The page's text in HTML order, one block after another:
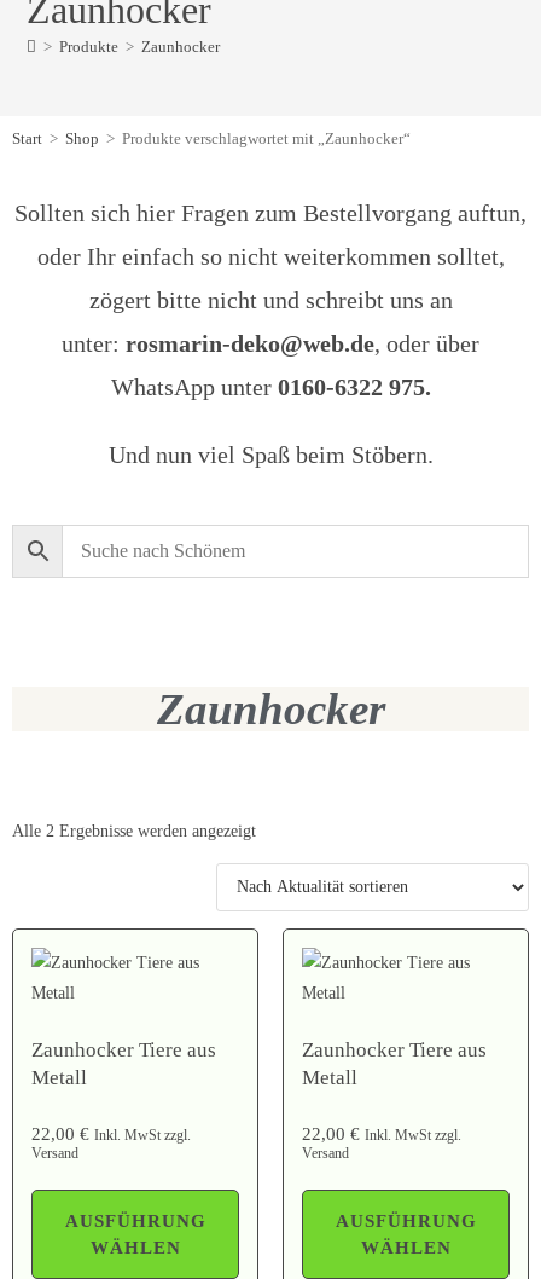
Zaunhocker
> Produkte > Zaunhocker
Start > Shop > Produkte verschlagwortet mit „Zaunhocker“
Sollten sich hier Fragen zum Bestellvorgang auftun,
oder Ihr einfach so nicht weiterkommen solltet,
zögert bitte nicht und schreibt uns an
unter: rosmarin-deko@web.de, oder über
WhatsApp unter 0160-6322 975.
Und nun viel Spaß beim Stöbern.
Zaunhocker
Alle 2 Ergebnisse werden angezeigt
Zaunhocker Tiere aus
Metall
22,00 € Inkl. MwSt zzgl.
Versand
AUSFÜHRUNG
WÄHLEN
Zaunhocker Tiere aus
Metall
22,00 € Inkl. MwSt zzgl.
Versand
AUSFÜHRUNG
WÄHLEN